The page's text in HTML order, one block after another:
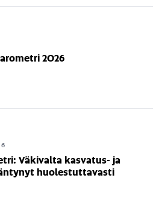
2026
Väkivalta kasvatus- ja
huolestuttavasti